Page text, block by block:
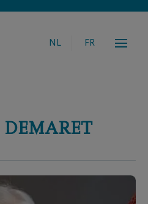
NL FR
DEMARET